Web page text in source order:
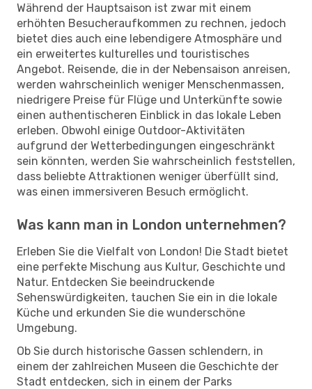
Während der Hauptsaison ist zwar mit einem
erhöhten Besucheraufkommen zu rechnen, jedoch
bietet dies auch eine lebendigere Atmosphäre und
ein erweitertes kulturelles und touristisches
Angebot. Reisende, die in der Nebensaison anreisen,
werden wahrscheinlich weniger Menschenmassen,
niedrigere Preise für Flüge und Unterkünfte sowie
einen authentischeren Einblick in das lokale Leben
erleben. Obwohl einige Outdoor-Aktivitäten
aufgrund der Wetterbedingungen eingeschränkt
sein könnten, werden Sie wahrscheinlich feststellen,
dass beliebte Attraktionen weniger überfüllt sind,
was einen immersiveren Besuch ermöglicht.
Was kann man in London unternehmen?
Erleben Sie die Vielfalt von London! Die Stadt bietet
eine perfekte Mischung aus Kultur, Geschichte und
Natur. Entdecken Sie beeindruckende
Sehenswürdigkeiten, tauchen Sie ein in die lokale
Küche und erkunden Sie die wunderschöne
Umgebung.
Ob Sie durch historische Gassen schlendern, in
einem der zahlreichen Museen die Geschichte der
Stadt entdecken, sich in einem der Parks